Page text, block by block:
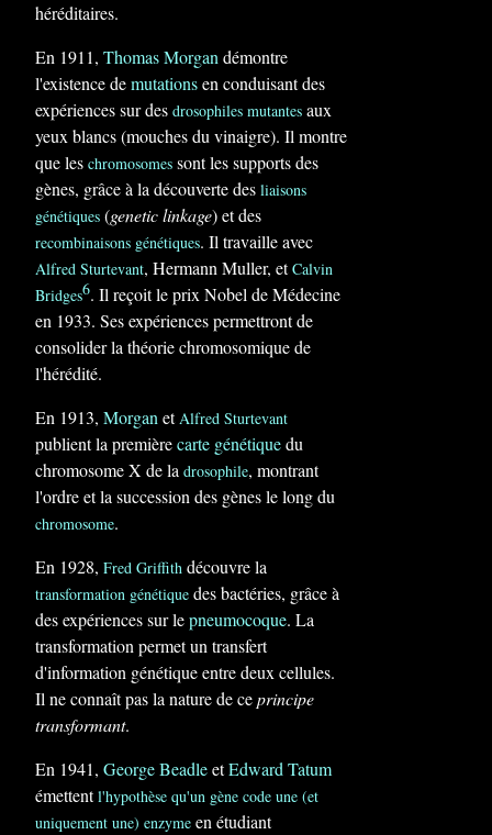
héréditaires.
En 1911, Thomas Morgan démontre
l'existence demutationsen conduisant des
expériences sur des drosophiles mutantes aux
yeux blancs (mouches du vinaigre). Il montre
que les chromosomes sont les supports des
gènes, grâce à la découverte des liaisons
génétiques (genetic linkage) et des
recombinaisons génétiques. Il travaille avec
Alfred Sturtevant, Hermann Muller, etCalvin
Bridges6. Il reçoit le prix Nobel de Médecine
en 1933. Ses expériences permettront de
consolider la théorie chromosomique de
l'hérédité.
En 1913, Morgan etAlfred Sturtevant
publient la premièrecarte génétiquedu
chromosome X de la drosophile, montrant
l'ordre et la succession des gènes le long du
chromosome.
En 1928, Fred Griffith découvre la
transformation génétique des bactéries, grâce à
des expériences sur lepneumocoque. La
transformation permet un transfert
d'information génétique entre deux cellules.
Il ne connaît pas la nature de ceprincipe
transformant.
En 1941, George BeadleetEdward Tatum
émettentl'hypothèse qu'un gène code une (et
uniquement une) enzyme en étudiant